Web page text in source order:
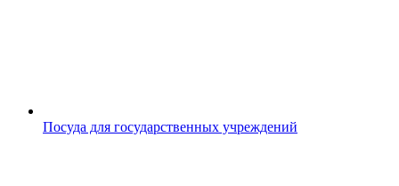
Посуда для государственных учреждений